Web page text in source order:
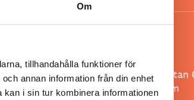
Om
tillhandahålla funktioner för
annan information från din enhet
i sin tur kombinera informationen
Besöksliv
Spoon, Brännkyrkagatan
118 23 Stockholm